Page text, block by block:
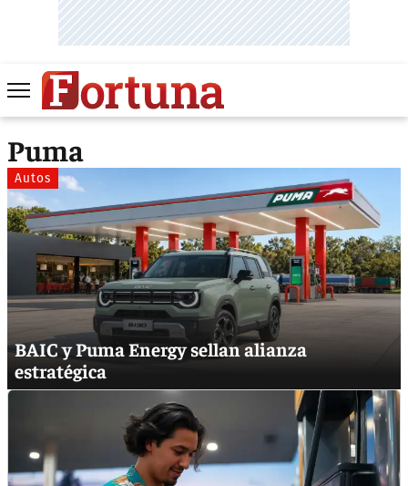
Puma
Autos
BAIC y Puma Energy sellan alianza
estratégica